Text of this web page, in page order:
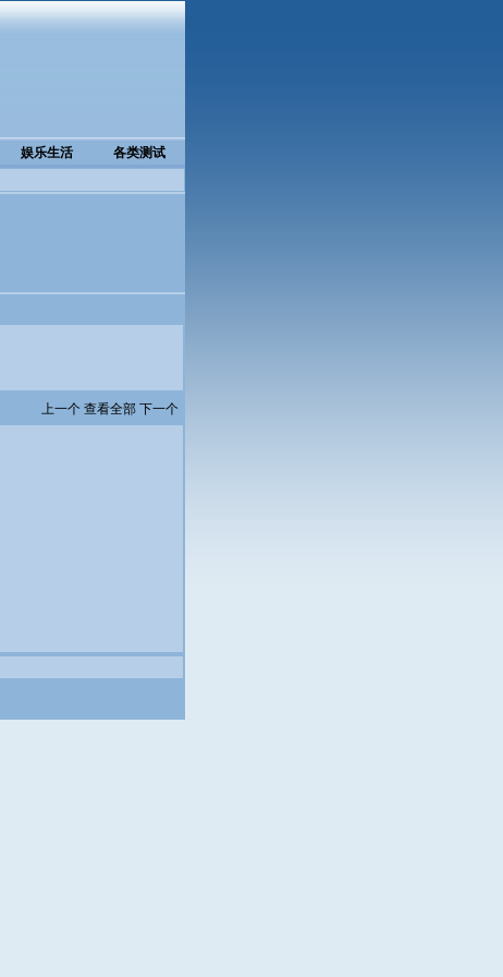
娱乐生活
各类测试
上一个 查看全部 下一个